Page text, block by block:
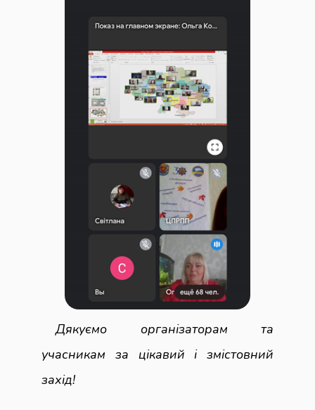
Дякуємо організаторам та
учасникам за цікавий і змістовний
захід!